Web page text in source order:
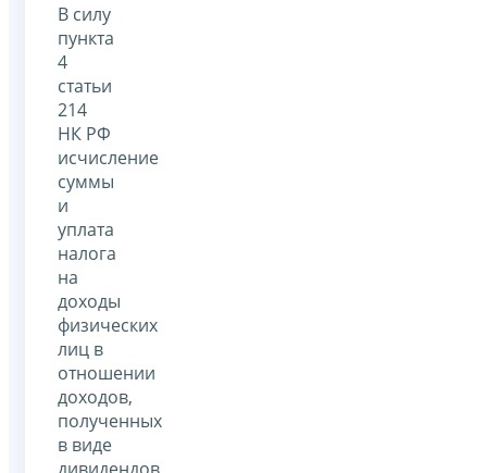
В силу
пункта
4
статьи
214
НК РФ
исчисление
суммы
и
уплата
налога
на
доходы
физических
лиц в
отношении
доходов,
полученных
в виде
дивидендов